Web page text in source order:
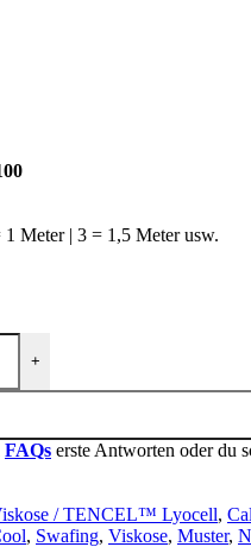
Meter | 3 = 1,5 Meter usw.
+
FAQs erste Antworten oder du
/ TENCEL™ Lyocell,
, Swafing, Viskose, Muster,